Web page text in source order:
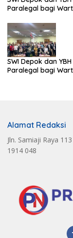
Paralegal bagi
SWI Depok dan
Paralegal bagi
Alamat Redaksi
Jln. Samiaji Raya
1914 048